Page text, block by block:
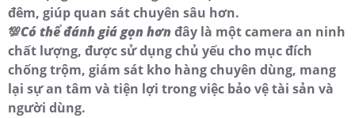
đêm, giúp quan sát chuyên sâu hơn.
💯Có thể đánh giá gọn hơnđây là một camera an ninh
chất lượng, được sử dụng chủ yếu cho mục đích
chống trộm, giám sát kho hàng chuyên dùng, mang
lại sự an tâm và tiện lợi trong việc bảo vệ tài sản và
người dùng.